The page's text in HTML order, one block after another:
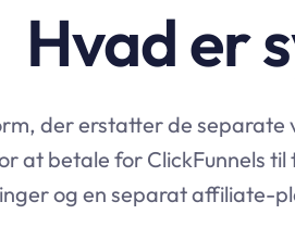
Hvad er
der erstatter de
at betale for ClickFunnels
og en separat affiliate-